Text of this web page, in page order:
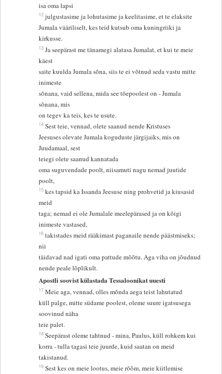
isa oma lapsi
12 julgustasime ja lohutasime ja keelitasime, et te elaksite
Jumala vääriliselt, kes teid kutsub oma kuningriiki ja
kirkusse.
13 Ja seepärast me tänamegi alatasa Jumalat, et kui te meie
käest
saite kuulda Jumala sõna, siis te ei võtnud seda vastu mitte
inimeste
sõnana, vaid sellena, mida see tõepoolest on - Jumala
sõnana, mis
on tegev ka teis, kes te usute.
14 Sest teie, vennad, olete saanud nende Kristuses
Jeesuses olevate Jumala koguduste järgijaiks, mis on
Juudamaal, sest
teiegi olete saanud kannatada
oma suguvendade poolt, niisamuti nagu nemad juutide
poolt,
15 kes tapsid ka Issanda Jeesuse ning prohvetid ja kiusasid
meid
taga; nemad ei ole Jumalale meelepärased ja on kõigi
inimeste vastased,
16 takistades meid rääkimast paganaile nende päästmiseks;
nii
täidavad nad igati oma pattude mõõtu. Aga viha on jõudnud
nende peale lõplikult.
Apostli soovist külastada Tessaloonikat uuesti
17 Meie aga, vennad, olles mõnda aega teist lahutatud
küll palge, mitte südame poolest, oleme suure igatsusega
soovinud näha
teie palet.
18 Seepärast oleme tahtnud - mina, Paulus, küll rohkem kui
korra - tulla tagasi teie juurde, kuid saatan on meid
takistanud.
19 Sest kes on meie lootus, meie rõõm, meie kiitlemise